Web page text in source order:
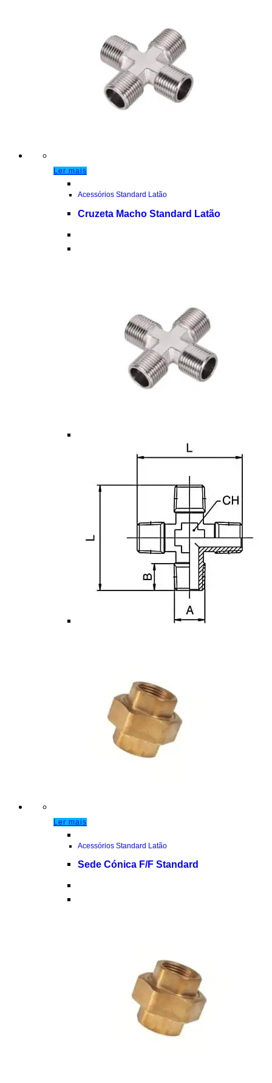
Ler mais
Acessórios Standard Latão
Cruzeta Macho Standard Latão
Ler mais
Acessórios Standard Latão
Sede Cónica F/F Standard